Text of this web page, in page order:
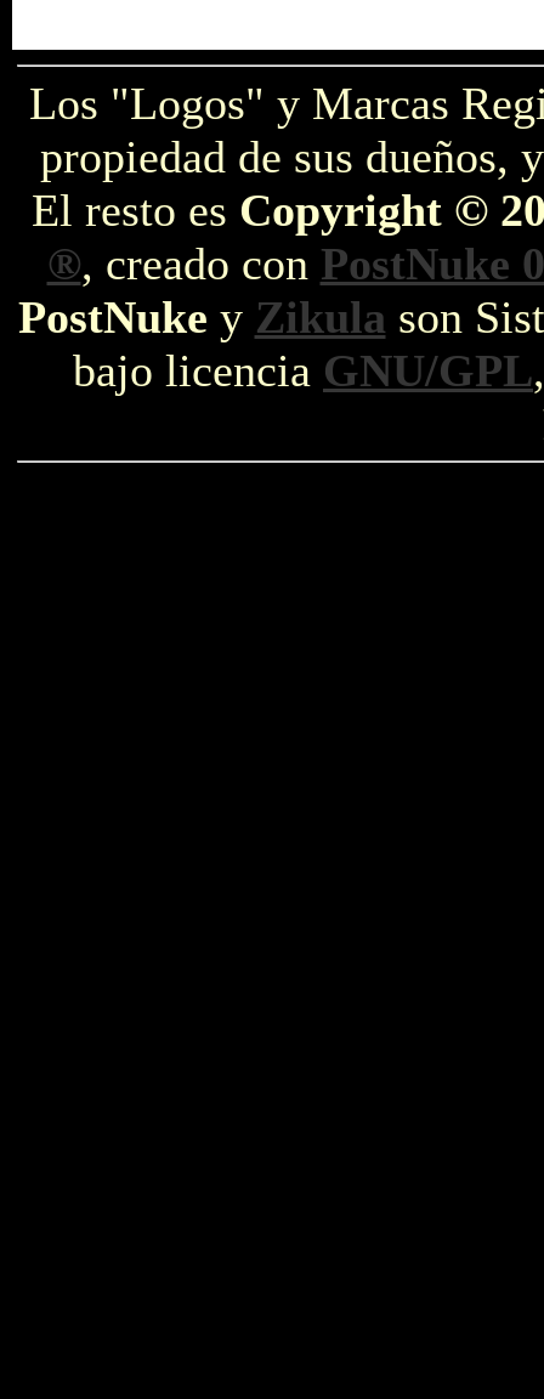
Los "Logos" y Marcas
propiedad de sus dueños,
El resto es Copyright ©
®, creado con PostNuke
PostNuke y Zikula son
bajo licencia GNU/GPL